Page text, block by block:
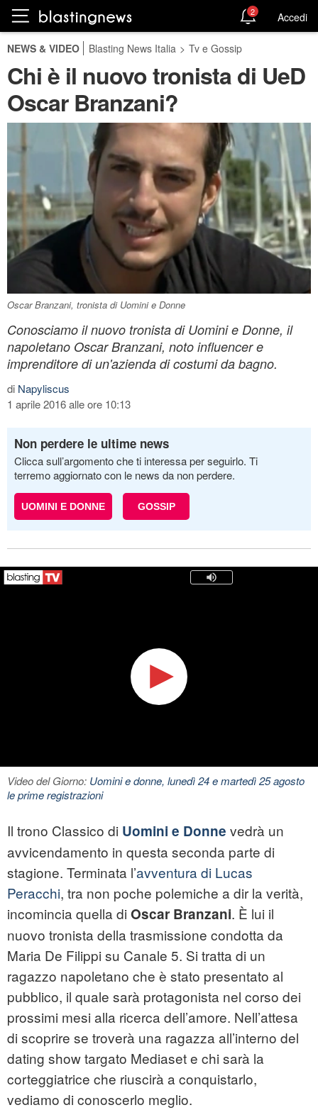
2 Accedi
NEWS & VIDEO Blasting News Italia > Tv e Gossip
Chi è il nuovo tronista di UeD
Oscar Branzani?
Oscar Branzani, tronista di Uomini e Donne
Conosciamo il nuovo tronista di Uomini e Donne, il
napoletano Oscar Branzani, noto influencer e
imprenditore di un'azienda di costumi da bagno.
di Napyliscus
1 aprile 2016 alle ore 10:13
Non perdere le ultime news
Clicca sull’argomento che ti interessa per seguirlo. Ti
terremo aggiornato con le news da non perdere.
UOMINI E DONNE GOSSIP
Video del Giorno: Uomini e donne, lunedì 24 e martedì 25 agosto
le prime registrazioni
Il trono Classico di Uomini e Donne vedrà un
avvicendamento in questa seconda parte di
stagione. Terminata l’avventura di Lucas
Peracchi, tra non poche polemiche a dir la verità,
incomincia quella di Oscar Branzani. È lui il
nuovo tronista della trasmissione condotta da
Maria De Filippi su Canale 5. Si tratta di un
ragazzo napoletano che è stato presentato al
pubblico, il quale sarà protagonista nel corso dei
prossimi mesi alla ricerca dell’amore. Nell’attesa
di scoprire se troverà una ragazza all’interno del
dating show targato Mediaset e chi sarà la
corteggiatrice che riuscirà a conquistarlo,
vediamo di conoscerlo meglio.